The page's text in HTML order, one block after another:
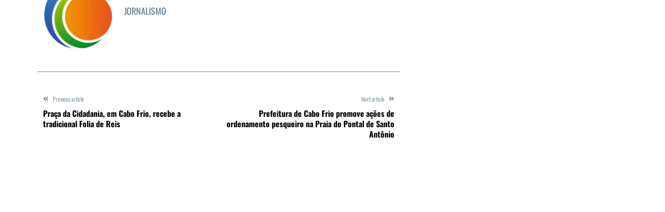
JORNALISMO
Previous article
Praça da Cidadania, em Cabo Frio, recebe a
tradicional Folia de Reis
Next article
Prefeitura de Cabo Frio promove ações de
ordenamento pesqueiro na Praia do Pontal de Santo
Antônio